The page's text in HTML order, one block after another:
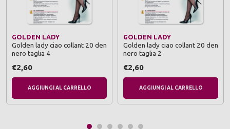
GOLDEN LADY
Golden lady ciao collant 20 den
nero taglia 4
€2,60
AGGIUNGI AL CARRELLO
GOLDEN LADY
Golden lady ciao collant 20 den
nero taglia 2
€2,60
AGGIUNGI AL CARRELLO